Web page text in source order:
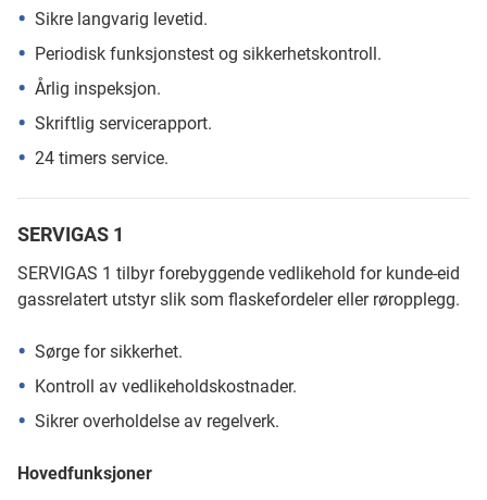
Sikre langvarig levetid.
Periodisk funksjonstest og sikkerhetskontroll.
Årlig inspeksjon.
Skriftlig servicerapport.
24 timers service.
SERVIGAS 1
SERVIGAS 1 tilbyr forebyggende vedlikehold for kunde-eid
gassrelatert utstyr slik som flaskefordeler eller røropplegg.
Sørge for sikkerhet.
Kontroll av vedlikeholdskostnader.
Sikrer overholdelse av regelverk.
Hovedfunksjoner